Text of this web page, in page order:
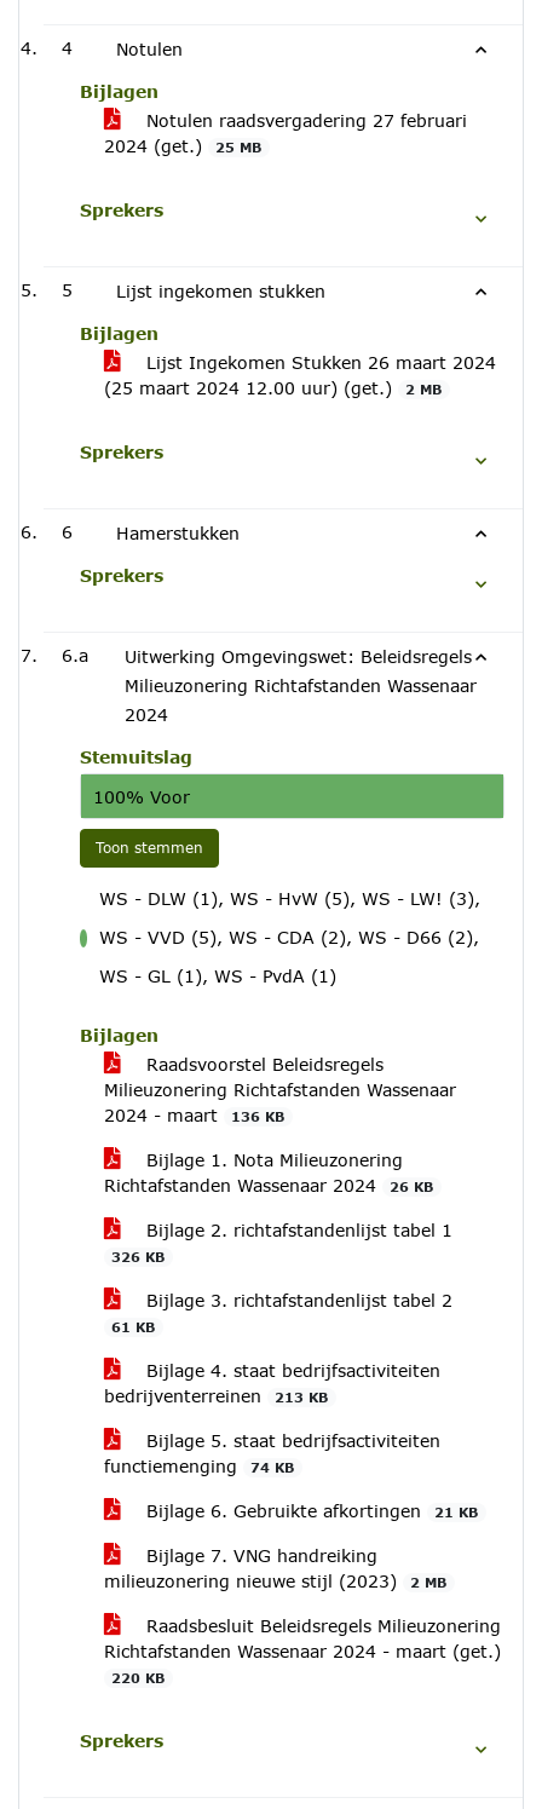
4 Notulen
Bijlagen
Notulen raadsvergadering 27 februari
2024 (get.)
25 MB
Sprekers
5 Lijst ingekomen stukken
Bijlagen
Lijst Ingekomen Stukken 26 maart 2024
(25 maart 2024 12.00 uur) (get.)
2 MB
Sprekers
6 Hamerstukken
Sprekers
6.a
Uitwerking Omgevingswet: Beleidsregels
Milieuzonering Richtafstanden Wassenaar
2024
Stemuitslag
100% Voor
Toon stemmen
WS - DLW (1), WS - HvW (5), WS - LW! (3),
WS - VVD (5), WS - CDA (2), WS - D66 (2),
WS - GL (1), WS - PvdA (1)
Bijlagen
Raadsvoorstel Beleidsregels
Milieuzonering Richtafstanden Wassenaar
2024 - maart
136 KB
Bijlage 1. Nota Milieuzonering
Richtafstanden Wassenaar 2024
26 KB
Bijlage 2. richtafstandenlijst tabel 1
326 KB
Bijlage 3. richtafstandenlijst tabel 2
61 KB
Bijlage 4. staat bedrijfsactiviteiten
bedrijventerreinen
213 KB
Bijlage 5. staat bedrijfsactiviteiten
functiemenging
74 KB
Bijlage 6. Gebruikte afkortingen 21 KB
Bijlage 7. VNG handreiking
milieuzonering nieuwe stijl (2023)
2 MB
Raadsbesluit Beleidsregels Milieuzonering
Richtafstanden Wassenaar 2024 - maart (get.)
220 KB
Sprekers